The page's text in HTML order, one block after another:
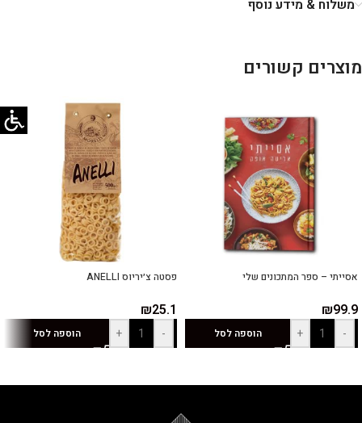
משלוח & מידע נוסף
מוצרים קשורים
אסייתי – ספר המתכונים שלי
₪99.9
-
+ הוספה לסל
פסטה צ׳יריוס ANELLI
₪25.1
-
+ הוספה לסל